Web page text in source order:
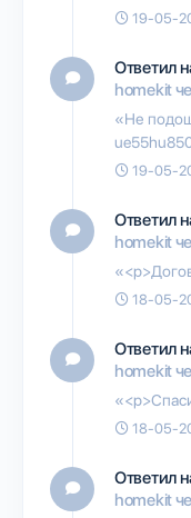
19-05-
Ответил
homekit
«Не
19-05-
Ответил
homekit
18-05-
Ответил
homekit
18-05-
Ответил
homekit